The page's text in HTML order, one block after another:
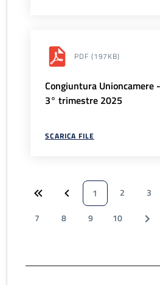
PDF (197KB)
Congiuntura
3° trimestre 2025
SCARICA FILE
1 2 3
7
8 9 10